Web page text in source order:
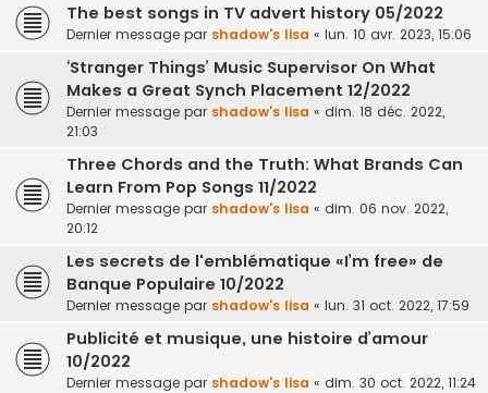
The best songs in TV advert history 05/2022
Dernier message par shadow's lisa « lun. 10 avr. 2023, 15:06
‘Stranger Things’ Music Supervisor On What
Makes a Great Synch Placement 12/2022
Dernier message par shadow's lisa « dim. 18 déc. 2022,
21:03
Three Chords and the Truth: What Brands Can
Learn From Pop Songs 11/2022
Dernier message par shadow's lisa « dim. 06 nov. 2022,
20:12
Les secrets de l'emblématique «I’m free» de
Banque Populaire 10/2022
Dernier message par shadow's lisa « lun. 31 oct. 2022, 17:59
Publicité et musique, une histoire d’amour
10/2022
Dernier message par shadow's lisa « dim. 30 oct. 2022, 11:24